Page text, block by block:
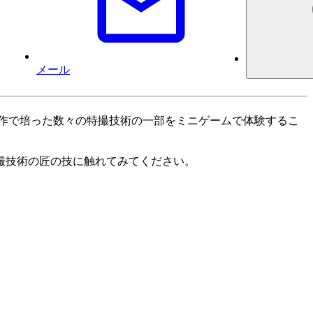
メール
培った数々の特撮技術の一部をミニゲームで体験するこ
術の匠の技に触れてみてください。